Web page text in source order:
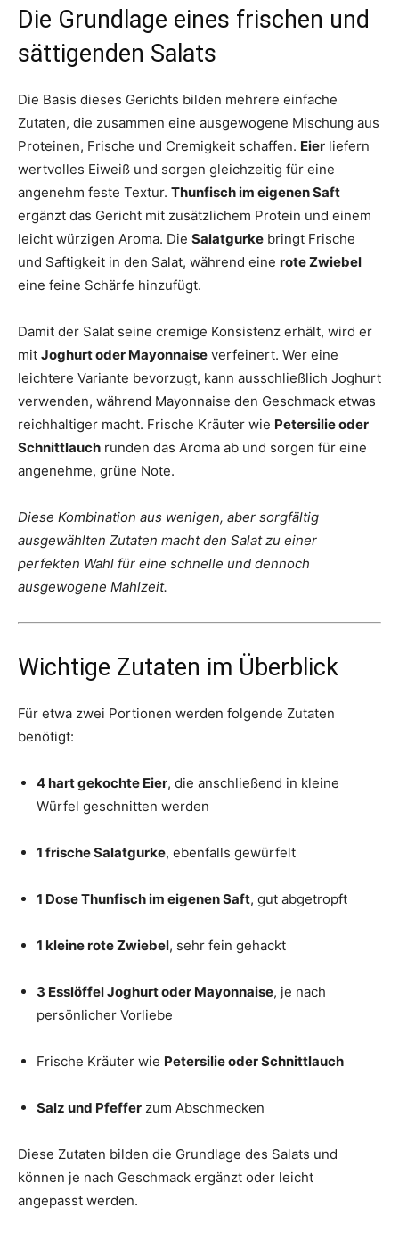
Die Grundlage eines frischen und
sättigenden Salats
Die Basis dieses Gerichts bilden mehrere einfache
Zutaten, die zusammen eine ausgewogene Mischung aus
Proteinen, Frische und Cremigkeit schaffen. Eier liefern
wertvolles Eiweiß und sorgen gleichzeitig für eine
angenehm feste Textur. Thunfisch im eigenen Saft
ergänzt das Gericht mit zusätzlichem Protein und einem
leicht würzigen Aroma. Die Salatgurke bringt Frische
und Saftigkeit in den Salat, während eine rote Zwiebel
eine feine Schärfe hinzufügt.
Damit der Salat seine cremige Konsistenz erhält, wird er
mit Joghurt oder Mayonnaise verfeinert. Wer eine
leichtere Variante bevorzugt, kann ausschließlich Joghurt
verwenden, während Mayonnaise den Geschmack etwas
reichhaltiger macht. Frische Kräuter wie Petersilie oder
Schnittlauch runden das Aroma ab und sorgen für eine
angenehme, grüne Note.
Diese Kombination aus wenigen, aber sorgfältig
ausgewählten Zutaten macht den Salat zu einer
perfekten Wahl für eine schnelle und dennoch
ausgewogene Mahlzeit.
Wichtige Zutaten im Überblick
Für etwa zwei Portionen werden folgende Zutaten
benötigt:
4 hart gekochte Eier, die anschließend in kleine
Würfel geschnitten werden
1 frische Salatgurke, ebenfalls gewürfelt
1 Dose Thunfisch im eigenen Saft, gut abgetropft
1 kleine rote Zwiebel, sehr fein gehackt
3 Esslöffel Joghurt oder Mayonnaise, je nach
persönlicher Vorliebe
Frische Kräuter wie Petersilie oder Schnittlauch
Salz und Pfeffer zum Abschmecken
Diese Zutaten bilden die Grundlage des Salats und
können je nach Geschmack ergänzt oder leicht
angepasst werden.